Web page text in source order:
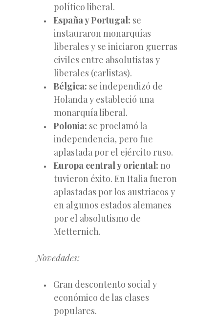
político liberal.
España y Portugal: se
instauraron monarquías
liberales y se iniciaron guerras
civiles entre absolutistas y
liberales (carlistas).
Bélgica: se independizó de
Holanda y estableció una
monarquía liberal.
Polonia: se proclamó la
independencia, pero fue
aplastada por el ejército ruso.
Europa central y oriental: no
tuvieron éxito. En Italia fueron
aplastadas por los austriacos y
en algunos estados alemanes
por el absolutismo de
Metternich.
Novedades:
Gran descontento social y
económico de las clases
populares.